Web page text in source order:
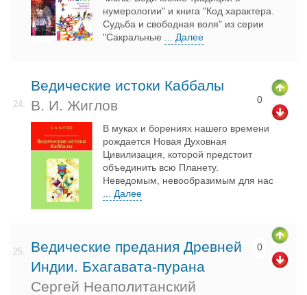
нумерологии" и книга "Код характера.
Судьба и свободная воля" из серии
"Сакральные
... Далее
24.
Ведические истоки Каббалы
В. И. Жиглов
0
В муках и борениях нашего времени
рождается Новая Духовная
Цивилизация, которой предстоит
объединить всю Планету.
Неведомым, невообразимым для нас
... Далее
25.
Ведические предания Древней
Индии. Бхагавата-пурана
Сергей Неаполитанский
0